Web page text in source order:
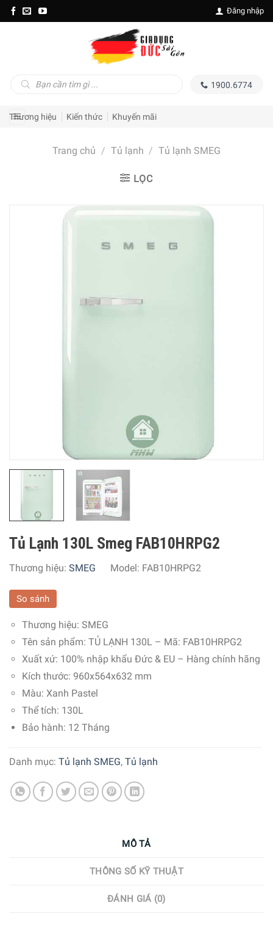
Skip
to
Đăng nhập
kiếm
1900.6774
Thương hiệu Kiến thức Khuyến mãi
Trang chủ / Tủ lạnh / Tủ lạnh SMEG
LỌC
Tủ Lạnh 130L Smeg FAB10HRPG2
Thương hiệu: SMEG Model: FAB10HRPG2
So sánh
Thương hiệu: SMEG
Tên sản phẩm: TỦ LẠNH 130L – Mã: FAB10HRPG2
Xuất xứ: 100% nhập khẩu Đức & EU – Hàng chính hãng
Kích thước: 960x564x632 mm
Màu: Xanh Pastel
Thể tích: 130L
Bảo hành: 12 Tháng
Danh mục: Tủ lạnh SMEG, Tủ lạnh
MÔ TẢ
THÔNG SỐ KỸ THUẬT
ĐÁNH GIÁ (0)